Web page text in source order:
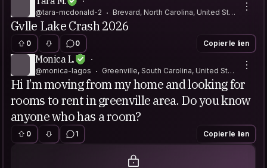
@tara-mcdonald-2
Brevard, North Carolina, United Stat
es
Gvlle Lake Crash 2026
0 0 Copier le lien
Monica L.
@monica-lagos
Greenville, South Carolina, United Stat
es
Hi I’m moving from my home and looking for
rooms to rent in greenville area. Do you know
anyone who has a room?
0 1 Copier le lien